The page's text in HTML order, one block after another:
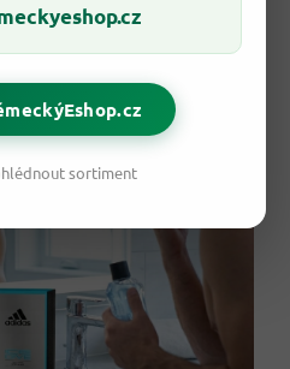
Chci si jen prohlédnout sortiment